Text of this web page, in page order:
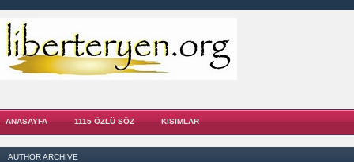
ANASAYFA 1115 ÖZLÜ SÖZ KISIMLAR
AUTHOR ARCHIVE